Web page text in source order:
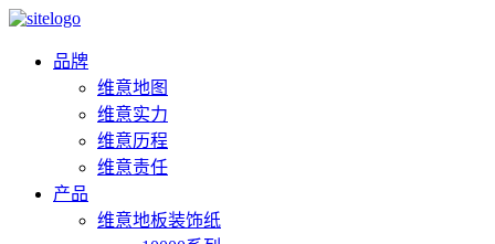
品牌
维意地图
维意实力
维意历程
维意责任
产品
维意地板装饰纸